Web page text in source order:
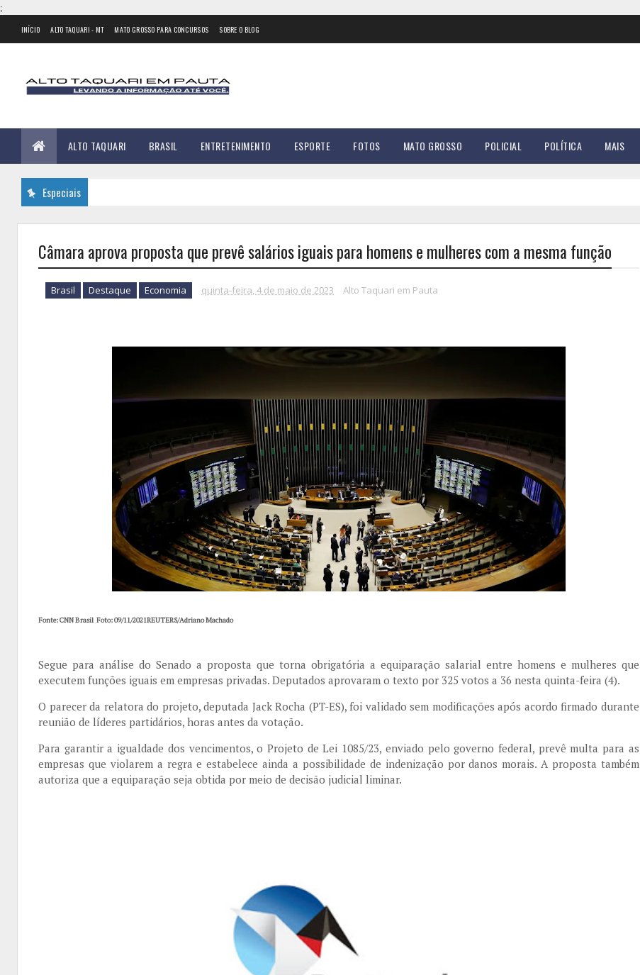
;
INÍCIO ALTO TAQUARI - MT MATO GROSSO PARA CONCURSOS SOBRE O BLOG
ALTO TAQUARI BRASIL ENTRETENIMENTO ESPORTE FOTOS MATO GROSSO POLICIAL POLÍTICA MAIS
Especiais
Câmara aprova proposta que prevê salários iguais para homens e mulheres com a mesma função
Brasil Destaque Economia quinta-feira, 4 de maio de 2023 Alto Taquari em Pauta
Fonte: CNN Brasil Foto: 09/11/2021REUTERS/Adriano Machado
Segue para análise do Senado a proposta que torna obrigatória a equiparação salarial entre homens e mulheres que
executem funções iguais em empresas privadas. Deputados aprovaram o texto por 325 votos a 36 nesta quinta-feira (4).
O parecer da relatora do projeto, deputada Jack Rocha (PT-ES), foi validado sem modificações após acordo firmado durante
reunião de líderes partidários, horas antes da votação.
Para garantir a igualdade dos vencimentos, o Projeto de Lei 1085/23, enviado pelo governo federal, prevê multa para as
empresas que violarem a regra e estabelece ainda a possibilidade de indenização por danos morais. A proposta também
autoriza que a equiparação seja obtida por meio de decisão judicial liminar.